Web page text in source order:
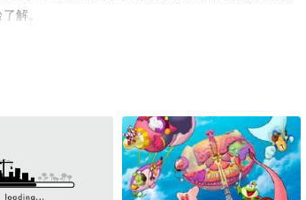
解。